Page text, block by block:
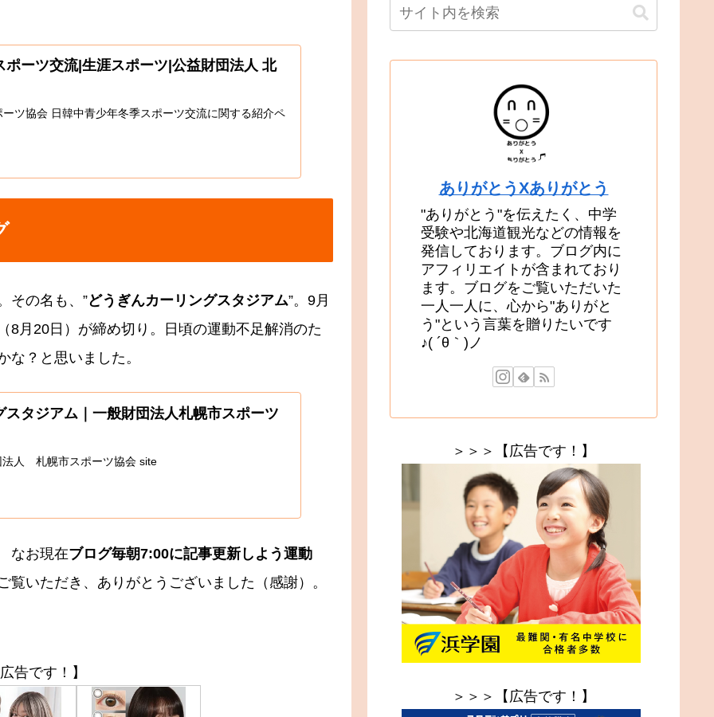
ポーツ交流|生涯スポーツ|公益財団法人 北
ツ協会 日韓中青少年冬季スポーツ交流に関する紹介ペ
その名も、”どうぎんカーリングスタジアム”。9月
8月20日）が締め切り。日頃の運動不足解消のた
？と思いました。
スタジアム｜一般財団法人札幌市スポーツ
法人 札幌市スポーツ協会 site
なお現在ブログ毎朝7:00に記事更新しよう運動
いただき、ありがとうございました（感謝）。
告です！】
ありがとうXありがとう
"ありがとう"を伝えたく、中学
受験や北海道観光などの情報を
発信しております。ブログ内に
アフィリエイトが含まれており
ます。ブログをご覧いただいた
一人一人に、心から"ありがと
う"という言葉を贈りたいです
♪( ´θ｀)ノ
＞＞＞【広告です！】
＞＞＞【広告です！】